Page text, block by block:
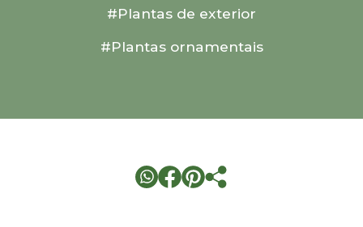
#Plantas de exterior
#Plantas ornamentais